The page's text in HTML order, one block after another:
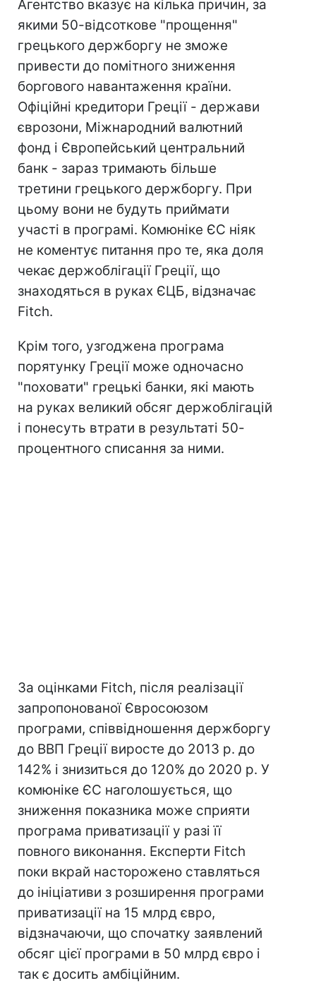
Агентство вказує на кілька причин, за
якими 50-відсоткове "прощення"
грецького держборгу не зможе
привести до помітного зниження
боргового навантаження країни.
Офіційні кредитори Греції - держави
єврозони, Міжнародний валютний
фонд і Європейський центральний
банк - зараз тримають більше
третини грецького держборгу. При
цьому вони не будуть приймати
участі в програмі. Комюніке ЄС ніяк
не коментує питання про те, яка доля
чекає держоблігації Греції, що
знаходяться в руках ЄЦБ, відзначає
Fitch.
Крім того, узгоджена програма
порятунку Греції може одночасно
"поховати" грецькі банки, які мають
на руках великий обсяг держоблігацій
і понесуть втрати в результаті 50-
процентного списання за ними.
За оцінками Fitch, після реалізації
запропонованої Євросоюзом
програми, співвідношення держборгу
до ВВП Греції виросте до 2013 р. до
142% і знизиться до 120% до 2020 р. У
комюніке ЄС наголошується, що
зниження показника може сприяти
програма приватизації у разі її
повного виконання. Експерти Fitch
поки вкрай насторожено ставляться
до ініціативи з розширення програми
приватизації на 15 млрд євро,
відзначаючи, що спочатку заявлений
обсяг цієї програми в 50 млрд євро і
так є досить амбіційним.